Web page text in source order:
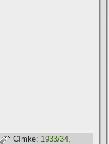
Címke: 1933/34,